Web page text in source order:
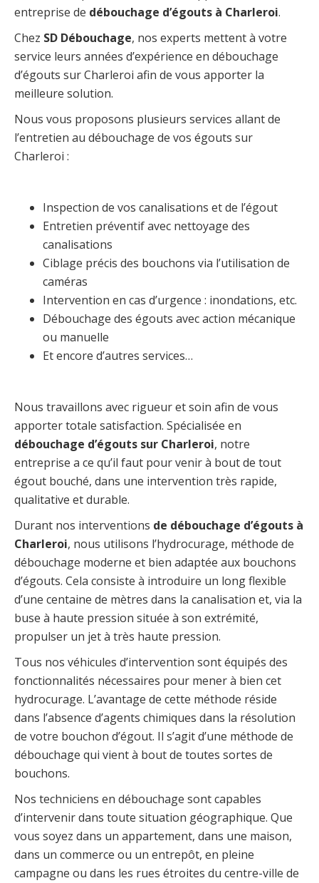
entreprise de débouchage d’égouts à Charleroi.
Chez SD Débouchage, nos experts mettent à votre
service leurs années d’expérience en débouchage
d’égouts sur Charleroi afin de vous apporter la
meilleure solution.
Nous vous proposons plusieurs services allant de
l’entretien au débouchage de vos égouts sur
Charleroi :
Inspection de vos canalisations et de l’égout
Entretien préventif avec nettoyage des
canalisations
Ciblage précis des bouchons via l’utilisation de
caméras
Intervention en cas d’urgence : inondations, etc.
Débouchage des égouts avec action mécanique
ou manuelle
Et encore d’autres services…
Nous travaillons avec rigueur et soin afin de vous
apporter totale satisfaction. Spécialisée en
débouchage d’égouts sur Charleroi, notre
entreprise a ce qu’il faut pour venir à bout de tout
égout bouché, dans une intervention très rapide,
qualitative et durable.
Durant nos interventions de débouchage d’égouts à
Charleroi, nous utilisons l’hydrocurage, méthode de
débouchage moderne et bien adaptée aux bouchons
d’égouts. Cela consiste à introduire un long flexible
d’une centaine de mètres dans la canalisation et, via la
buse à haute pression située à son extrémité,
propulser un jet à très haute pression.
Tous nos véhicules d’intervention sont équipés des
fonctionnalités nécessaires pour mener à bien cet
hydrocurage. L’avantage de cette méthode réside
dans l’absence d’agents chimiques dans la résolution
de votre bouchon d’égout. Il s’agit d’une méthode de
débouchage qui vient à bout de toutes sortes de
bouchons.
Nos techniciens en débouchage sont capables
d’intervenir dans toute situation géographique. Que
vous soyez dans un appartement, dans une maison,
dans un commerce ou un entrepôt, en pleine
campagne ou dans les rues étroites du centre-ville de